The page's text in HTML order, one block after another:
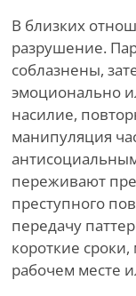
В близких
разрушение.
соблазнены,
эмоционально
насилие,
манипуляция
переживают
преступного
передачу
короткие
рабочем месте